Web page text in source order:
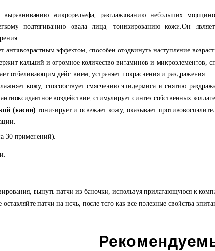
выравниванию микрорельефа, разглаживанию небольших
подтягиванию овала лица, тонизированию кожи.Он
антивозрастным эффектом, способен отодвинуть наступление
кальций и огромное количество витаминов и микроэлементов,
отбеливающим действием, устраняет покраснения и раздражения.
кожу, способствует смягчению эпидермиса и снятию
воздействие, стимулирует синтез собственных
(касии) тонизирует и освежает кожу, оказывает
30 применений).
вынуть патчи из баночки, используя прилагающуюся к
патчи на ночь, после того как все полезные свойства